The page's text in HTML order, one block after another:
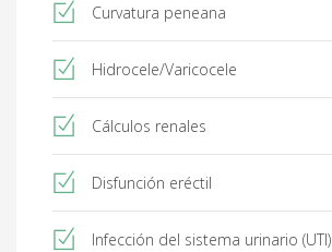
Curvatura peneana
Hidrocele/Varicocele
Cálculos renales
Disfunción eréctil
Infección del sistema urinario (UTI)